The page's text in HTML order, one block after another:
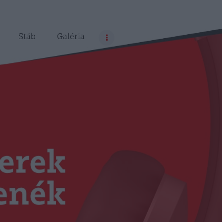
Stáb Galéria